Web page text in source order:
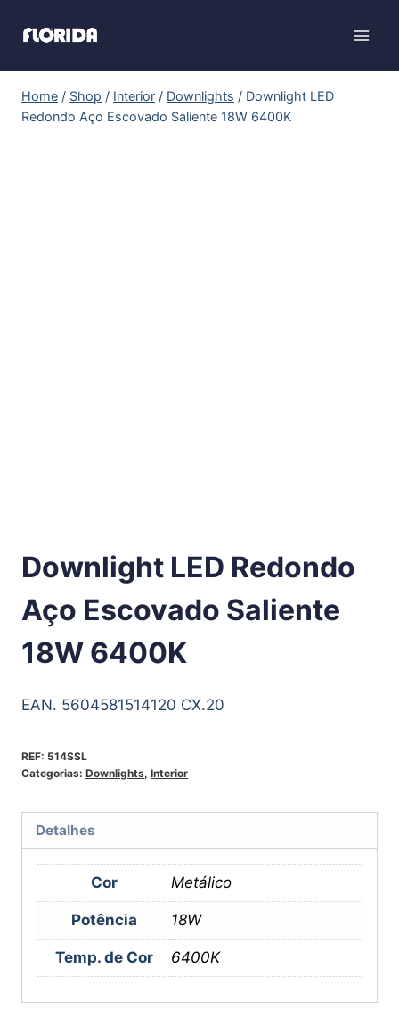
Home / Shop / Interior / Downlights / Downlight LED
Redondo Aço Escovado Saliente 18W 6400K
Downlight LED Redondo
Aço Escovado Saliente
18W 6400K
EAN. 5604581514120 CX.20
REF: 514SSL
Categorias: Downlights, Interior
Detalhes
Cor Metálico
Potência 18W
Temp. de Cor 6400K